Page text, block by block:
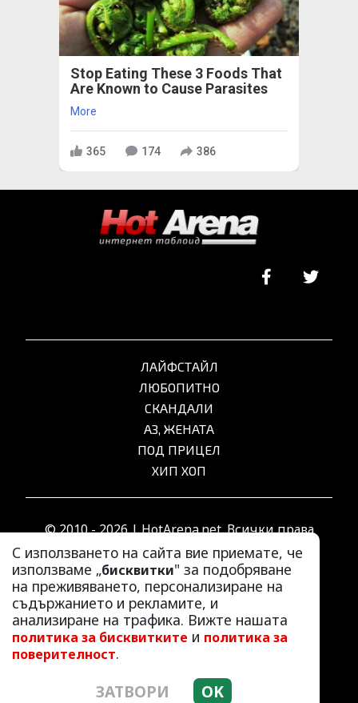
Stop Eating These 3 Foods That
Are Known to Cause Parasites
More
365 174 386
С използването на сайта вие приемате, че
използваме „бисквитки" за подобряване
на преживяването, персонализиране на
съдържанието и рекламите, и
анализиране на трафика. Вижте нашата
политика за бисквитките и политика за
поверителност.
ЗАТВОРИ OK
ЛАЙФСТАЙЛ
ЛЮБОПИТНО
СКАНДАЛИ
АЗ, ЖЕНАТА
ПОД ПРИЦЕЛ
ХИП ХОП
© 2010 - 2026 | HotArena.net. Всички права
запазени.
РЕКЛАМА
КОНТАКТИ
ОБЩИ УСЛОВИЯ
ПОЛИТИКА ЗА ПОВЕРИТЕЛНОСТ
ПОЛИТИКА ЗА БИСКВИТКИТЕ